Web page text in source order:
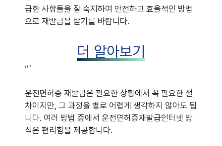
급한 사항들을 잘 숙지하여 안전하고 효율적인 방법
으로 재발급을 받기를 바랍니다.
더 알아보기
“`
운전면허증 재발급은 필요한 상황에서 꼭 필요한 절
차이지만, 그 과정을 별로 어렵게 생각하지 않아도 됩
니다. 여러 방법 중에서 운전면허증재발급인터넷 방
식은 편리함을 제공합니다.